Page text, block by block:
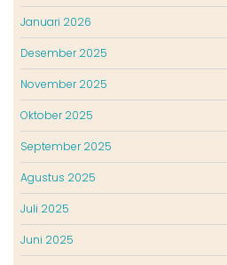
Januari 2026
Desember 2025
November 2025
Oktober 2025
September 2025
Agustus 2025
Juli 2025
Juni 2025